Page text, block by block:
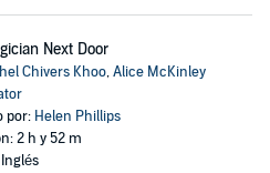
Next Door
Chivers Khoo,Alice McKinley
por: Helen Phillips
2 h y 52 m